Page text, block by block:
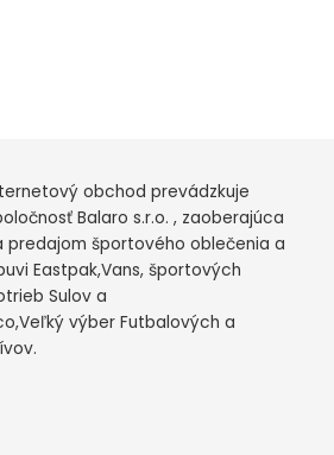
obchod prevádzkuje
Balaro s.r.o. , zaoberajúca
predajom športového oblečenia a
Eastpak,Vans, športových
Sulov a
výber Futbalových a